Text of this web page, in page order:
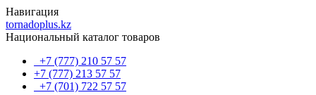
Навигация
tornadoplus.kz
Национальный каталог товаров
+7 (777) 210 57 57
+7 (777) 213 57 57
+7 (701) 722 57 57